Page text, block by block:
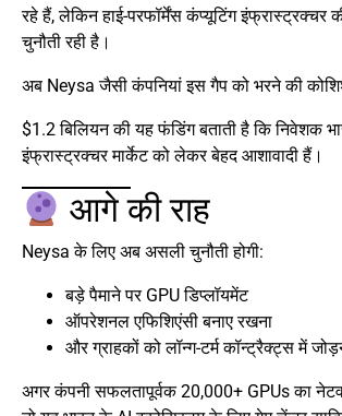
रहे हैं, लेकिन हाई-परफॉर्मेंस कंप्यूटिंग इंफ्रास्ट्रक्चर
चुनौती रही है।
अब Neysa जैसी कंपनियां इस गैप को भरने की
$1.2 बिलियन की यह फंडिंग बताती है कि निवेशक
इंफ्रास्ट्रक्चर मार्केट को लेकर बेहद आशावादी हैं।
आगे की राह
Neysa के लिए अब असली चुनौती होगी:
बड़े पैमाने पर GPU डिप्लॉयमेंट
ऑपरेशनल एफिशिएंसी बनाए रखना
और ग्राहकों को लॉन्ग-टर्म कॉन्ट्रैक्ट्स में
अगर कंपनी सफलतापूर्वक 20,000+ GPUs का